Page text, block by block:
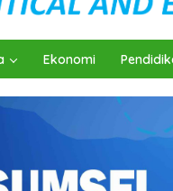
Ekonomi